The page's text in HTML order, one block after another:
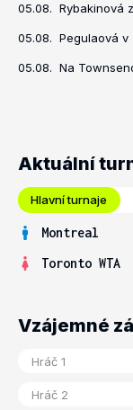
05.08. Rybakinová
05.08. Pegulaová v
05.08. Na
Aktuální
Hlavní turnaje
Montreal
Toronto WTA
Vzájemné